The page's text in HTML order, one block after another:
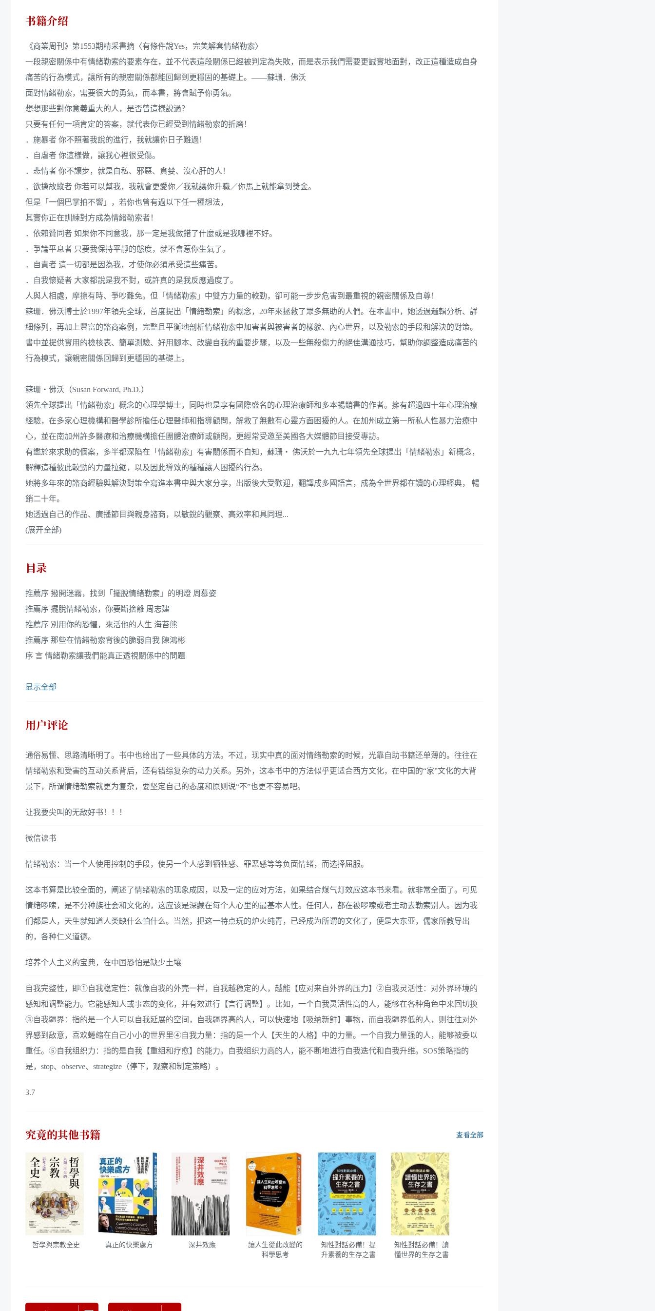
书籍介绍
《商業周刊》第1553期精采書摘〈有條件說Yes，完美解套情緒勒索〉
一段親密關係中有情緒勒索的要素存在，並不代表這段關係已經被判定為失敗，而是表示我們需要更誠實地面對，改正這種造成自身
痛苦的行為模式，讓所有的親密關係都能回歸到更穩固的基礎上。——蘇珊．佛沃
面對情緒勒索，需要很大的勇氣，而本書，將會賦予你勇氣。
想想那些對你意義重大的人，是否曾這樣說過？
只要有任何一項肯定的答案，就代表你已經受到情緒勒索的折磨！
．施暴者 你不照著我說的進行，我就讓你日子難過！
．自虐者 你這樣做，讓我心裡很受傷。
．悲情者 你不讓步，就是自私、邪惡、貪婪、沒心肝的人！
．欲擒故縱者 你若可以幫我，我就會更愛你／我就讓你升職／你馬上就能拿到獎金。
但是「一個巴掌拍不響」，若你也曾有過以下任一種想法，
其實你正在訓練對方成為情緒勒索者！
．依賴贊同者 如果你不同意我，那一定是我做錯了什麼或是我哪裡不好。
．爭論平息者 只要我保持平靜的態度，就不會惹你生氣了。
．自責者 這一切都是因為我，才使你必須承受這些痛苦。
．自我懷疑者 大家都說是我不對，或許真的是我反應過度了。
人與人相處，摩擦有時、爭吵難免。但「情緒勒索」中雙方力量的較勁，卻可能一步步危害到最重視的親密關係及自尊！
蘇珊．佛沃博士於1997年領先全球，首度提出「情緒勒索」的概念，20年來拯救了眾多無助的人們。在本書中，她透過邏輯分析、詳
細條列，再加上豐富的諮商案例，完整且平衡地剖析情緒勒索中加害者與被害者的樣貌、內心世界，以及勒索的手段和解決的對策。
書中並提供實用的檢核表、簡單測驗、好用腳本、改變自我的重要步驟，以及一些無殺傷力的絕佳溝通技巧，幫助你調整造成痛苦的
行為模式，讓親密關係回歸到更穩固的基礎上。
蘇珊‧佛沃（Susan Forward, Ph.D.）
領先全球提出「情緒勒索」概念的心理學博士，同時也是享有國際盛名的心理治療師和多本暢銷書的作者。擁有超過四十年心理治療
經驗，在多家心理機構和醫學診所擔任心理醫師和指導顧問，解救了無數有心靈方面困擾的人。在加州成立第一所私人性暴力治療中
心，並在南加州許多醫療和治療機構擔任團體治療師或顧問，更經常受邀至美國各大媒體節目接受專訪。
有鑑於來求助的個案，多半都深陷在「情緒勒索」有害關係而不自知，蘇珊‧ 佛沃於一九九七年領先全球提出「情緒勒索」新概念，
解釋這種彼此較勁的力量拉鋸，以及因此導致的種種讓人困擾的行為。
她將多年來的諮商經驗與解決對策全寫進本書中與大家分享，出版後大受歡迎，翻譯成多國語言，成為全世界都在讀的心理經典， 暢
銷二十年。
她透過自己的作品、廣播節目與親身諮商，以敏銳的觀察、高效率和具同理...
(展开全部)
目录
推薦序 撥開迷霧，找到「擺脫情緒勒索」的明燈 周慕姿
推薦序 擺脫情緒勒索，你要斷捨離 周志建
推薦序 別用你的恐懼，來活他的人生 海苔熊
推薦序 那些在情緒勒索背後的脆弱自我 陳鴻彬
序 言 情緒勒索讓我們能真正透視關係中的問題
显示全部
用户评论
通俗易懂、思路清晰明了。书中也给出了一些具体的方法。不过，现实中真的面对情绪勒索的时候，光靠自助书籍还单薄的。往往在
情绪勒索和受害的互动关系背后，还有错综复杂的动力关系。另外，这本书中的方法似乎更适合西方文化，在中国的“家”文化的大背
景下，所谓情绪勒索就更为复杂，要坚定自己的态度和原则说“不”也更不容易吧。
让我要尖叫的无敌好书！！！
微信读书
情绪勒索：当一个人使用控制的手段，使另一个人感到牺牲感、罪恶感等等负面情绪，而选择屈服。
这本书算是比较全面的，阐述了情绪勒索的现象成因，以及一定的应对方法，如果结合煤气灯效应这本书来看。就非常全面了。可见
情绪啰嗦，是不分种族社会和文化的，这应该是深藏在每个人心里的最基本人性。任何人，都在被啰嗦或者主动去勒索别人。因为我
们都是人，天生就知道人类缺什么怕什么。当然，把这一特点玩的炉火纯青，已经成为所谓的文化了，便是大东亚，儒家所教导出
的，各种仁义道德。
培养个人主义的宝典，在中国恐怕是缺少土壤
自我完整性，即①自我稳定性：就像自我的外壳一样，自我越稳定的人，越能【应对来自外界的压力】②自我灵活性：对外界环境的
感知和调整能力。它能感知人或事态的变化，并有效进行【言行调整】。比如，一个自我灵活性高的人，能够在各种角色中来回切换
③自我疆界：指的是一个人可以自我延展的空间，自我疆界高的人，可以快速地【吸纳新鲜】事物，而自我疆界低的人，则往往对外
界感到敌意，喜欢蜷缩在自己小小的世界里④自我力量：指的是一个人【天生的人格】中的力量。一个自我力量强的人，能够被委以
重任。⑤自我组织力：指的是自我【重组和疗愈】的能力。自我组织力高的人，能不断地进行自我迭代和自我升维。SOS策略指的
是，stop、observe、strategize（停下，观察和制定策略）。
3.7
究竟的其他书籍 查看全部
哲學與宗教全史 真正的快樂處方 深井效應
讓人生從此改變的
科學思考
知性對話必備！提
升素養的生存之書
知性對話必備！讀
懂世界的生存之書